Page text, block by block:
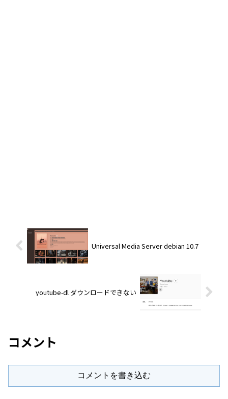
Universal Media Server debian 10.7
youtube-dl ダウンロードできない
コメント
コメントを書き込む